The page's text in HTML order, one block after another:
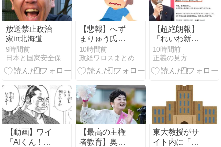
「それは財源
確保という条
件付き」
放送禁止政治
家in北海道
9時間前
【悲報】へず
まりゅう氏、
熊本震災ボラ
ンティアで熱
中症疑い「水
も体内が熱く
感じる…」 →
野口健さん
「休養日を設
けた方がい
い！」
10時間前
【超絶朗報】
「れいわ新選
組」改め、新
党「いのちの
党」爆
おおおおおお
10時間前
正義の見方
【動画】ワイ
「AIくん！美
【最高の主権
者教育】奥田
東大教授がサ
イト内に「六